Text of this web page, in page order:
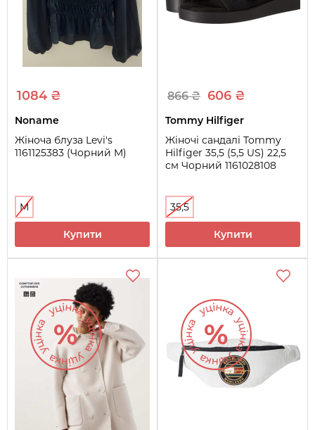
1084 ₴
Noname
Жіноча блуза Levi's
1161125383 (Чорний M)
M
Купити
866 ₴ 606 ₴
Tommy Hilfiger
Жіночі сандалі Tommy
Hilfiger 35,5 (5,5 US) 22,5
см Чорний 1161028108
35,5
Купити